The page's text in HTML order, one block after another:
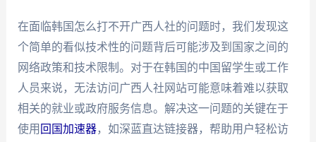
在面临韩国怎么打不开广西人社的问题时，我们发现这
个简单的看似技术性的问题背后可能涉及到国家之间的
网络政策和技术限制。对于在韩国的中国留学生或工作
人员来说，无法访问广西人社网站可能意味着难以获取
相关的就业或政府服务信息。解决这一问题的关键在于
使用 回国加速器，如深蓝直达链接器，帮助用户轻松访